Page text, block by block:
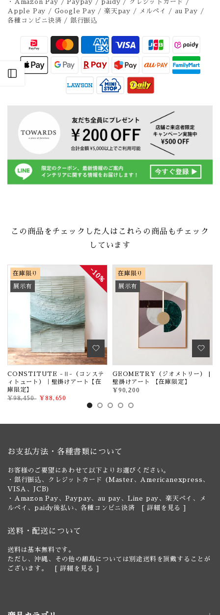
Open sidebar
・Amazon Pay / Paypay / paidy / クレジットカード /
Apple Pay / Google Pay / 楽天pay / メルペイ / au Pay /
各種コンビニ決済 / 銀行振込
この商品をチェックした人はこれらの商品もチェック
しています
10%
在庫限り
展示有
CONSTITUTE -Ⅱ-（コンステ
ィトュート）｜壁掛けアート【在
庫限定】
¥98,450 ¥88,650
在庫限り
展示有
GEOMETRY（ジオメトリー） |
壁掛けアート 【在庫限定】
¥90,200
お支払方法・各種書類について
お客様のご要望にあわせて以下よりお選びください。
・銀行振込、クレジットカード (Master、Americanexpress、
VISA、JCB)
・Amazon Pay、Paypay、au pay、Line pay、楽天ペイ、メ
ルペイ、paidy後払い、各種コンビニ決済 [ 詳細を見る ]
送料・配送について
送料は基本無料です。
ただし、沖縄、その他の離島については別途送料を頂戴することが
ございます。 [ 詳細を見る ]